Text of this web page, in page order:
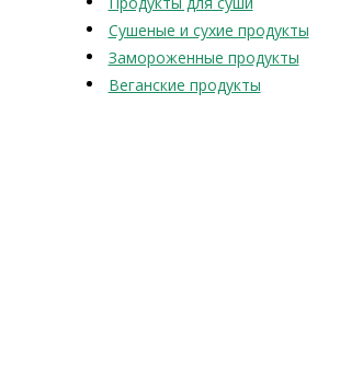
Сушеные и сухие продукты
Замороженные продукты
Веганские продукты